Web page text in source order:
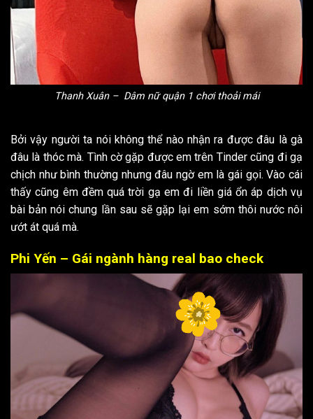
Thanh Xuân – Dâm nữ quận 1 chơi thoải mái
Bởi vậy người ta nói không thể nào nhận ra được đâu là gà
đâu là thóc mà. Tình cờ gặp được em trên Tinder cũng đi gạ
chịch như bình thường nhưng đâu ngờ em là gái gọi. Vào cái
thấy cũng êm đềm quá trời gạ em đi liền giá ổn áp dịch vụ
bài bản nói chung lần sau sẽ gặp lại em sớm thôi nước nôi
ướt át quá mà.
Phi Yến – Gái ngành hàng real bao check